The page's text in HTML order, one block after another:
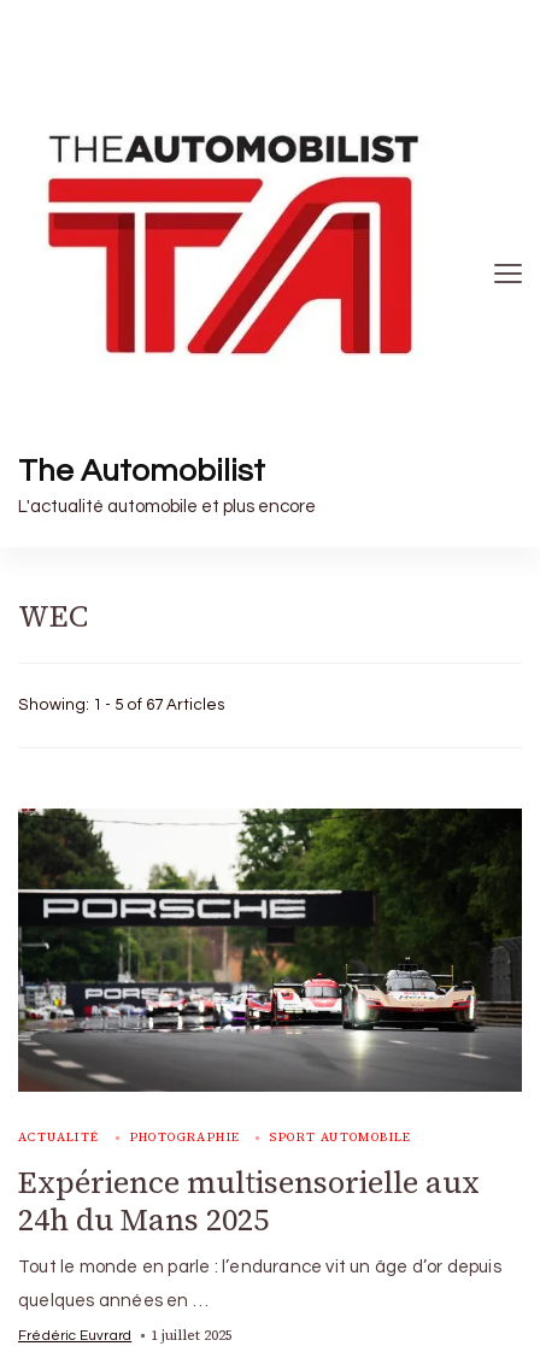
The Automobilist
L'actualité automobile et plus encore
WEC
Showing: 1 - 5 of 67 Articles
ACTUALITÉ PHOTOGRAPHIE SPORT AUTOMOBILE
Expérience multisensorielle aux
24h du Mans 2025
Tout le monde en parle : l’endurance vit un âge d’or depuis
quelques années en …
Frédéric Euvrard 1 juillet 2025